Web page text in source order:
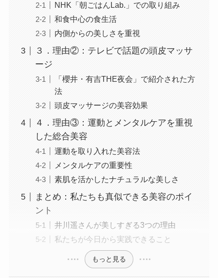
NHK「朝ごはんLab.」での取り組み
和食中心の食生活
内側からの美しさを重視
３．理由②：テレビで話題の頭皮マッサ
ージ
「櫻井・有吉THE夜会」で紹介された方
法
頭皮マッサージの美容効果
４．理由③：運動とメンタルケアを重視
した総合美容
運動を取り入れた美容法
メンタルケアの重要性
素肌を活かしたナチュラルな美しさ
まとめ：私たちも真似できる美容のポイ
ント
井川遥さんが美しすぎる3つの理由
私たちが今日から実践できること
もっと見る